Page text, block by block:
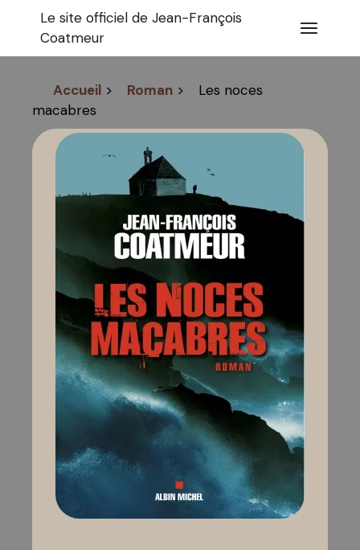
contenu
Le site officiel de Jean-François
Coatmeur
Accueil > Roman >
Les noces
macabres